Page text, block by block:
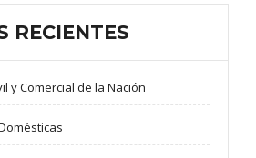
RECIENTES
y Comercial de la Nación